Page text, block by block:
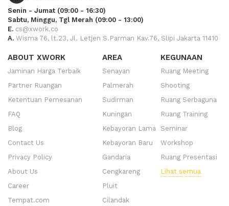
Senin - Jumat (09:00 - 16:30)
Sabtu, Minggu, Tgl Merah (09:00 - 13:00)
E. cs@xwork.co
A. Wisma 76, lt.23, Jl. Letjen S.Parman Kav.76, Slipi Jakarta 11410
ABOUT XWORK
Jaminan Harga Terbaik
Partner Ruangan
Ketentuan Pemesanan
FAQ
Blog
Contact Us
Privacy Policy
About Us
Career
Tempat.com
AREA
Senayan
Palmerah
Sudirman
Kuningan
Kebayoran Lama
Kebayoran Baru
Gandaria
Cengkareng
Pluit
Cilandak
KEGUNAAN
Ruang Meeting
Shooting
Ruang Serbaguna
Ruang Training
Seminar
Workshop
Ruang Presentasi
Lihat semua